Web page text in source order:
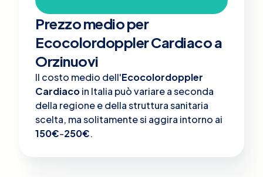
Prezzo medio per
Ecocolordoppler Cardiaco a
Orzinuovi
Il costo medio dell'Ecocolordoppler
Cardiacoin Italia può variare a seconda
della regione e della struttura sanitaria
scelta, ma solitamente si aggira intorno ai
150€-250€.